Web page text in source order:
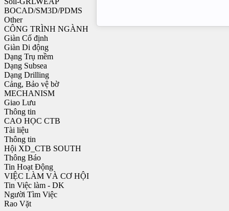
BOCAD/SM3D/PDMS
Other
CÔNG TRÌNH NGÀNH
Giàn Cố định
Giàn Di động
Dạng Trụ mềm
Dạng Subsea
Dạng Drilling
Cảng, Bảo vệ bờ
MECHANISM
Giao Lưu
Thông tin
CAO HỌC CTB
Tài liệu
Thông tin
Hội XD_CTB SOUTH
Thông Báo
Tin Hoạt Động
VIỆC LÀM VÀ CƠ HỘI
Tin Việc làm - DK
Người Tìm Việc
Rao Vặt